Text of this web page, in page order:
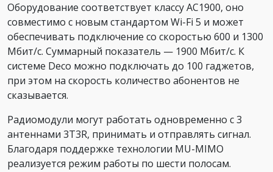
Оборудование соответствует классу AC1900, оно
совместимо с новым стандартом Wi-Fi 5 и может
обеспечивать подключение со скоростью 600 и 1300
Мбит/с. Суммарный показатель — 1900 Мбит/с. К
системе Deco можно подключать до 100 гаджетов,
при этом на скорость количество абонентов не
сказывается.
Радиомодули могут работать одновременно с 3
антеннами 3T3R, принимать и отправлять сигнал.
Благодаря поддержке технологии MU-MIMO
реализуется режим работы по шести полосам.